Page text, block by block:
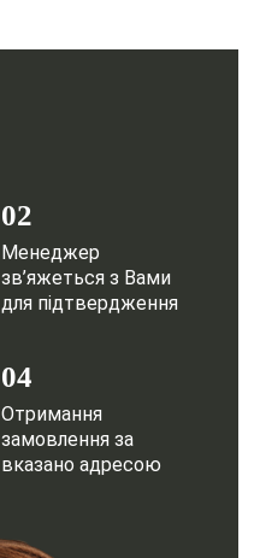
02
Менеджер
зв’яжеться з Вами
для підтвердження
04
Отримання
замовлення за
вказано адресою